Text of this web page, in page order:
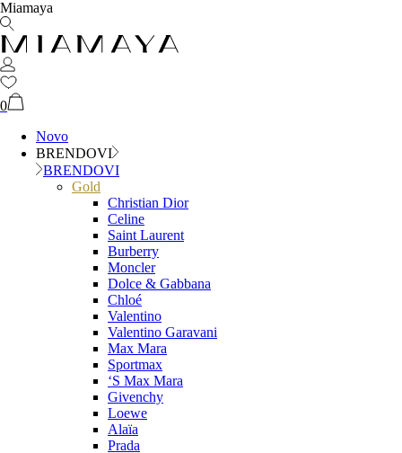
Miamaya
0
Novo
BRENDOVI
BRENDOVI
Gold
Christian Dior
Celine
Saint Laurent
Burberry
Moncler
Dolce & Gabbana
Chloé
Valentino
Valentino Garavani
Max Mara
Sportmax
‘S Max Mara
Givenchy
Loewe
Alaïa
Prada